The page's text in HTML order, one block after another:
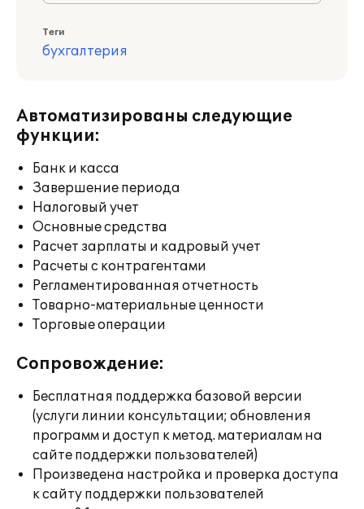
Теги
бухгалтерия
Автоматизированы следующие
функции:
Банк и касса
Завершение периода
Налоговый учет
Основные средства
Расчет зарплаты и кадровый учет
Расчеты с контрагентами
Регламентированная отчетность
Товарно-материальные ценности
Торговые операции
Сопровождение:
Бесплатная поддержка базовой версии
(услуги линии консультации; обновления
программ и доступ к метод. материалам на
сайте поддержки пользователей)
Произведена настройка и проверка доступа
к сайту поддержки пользователей